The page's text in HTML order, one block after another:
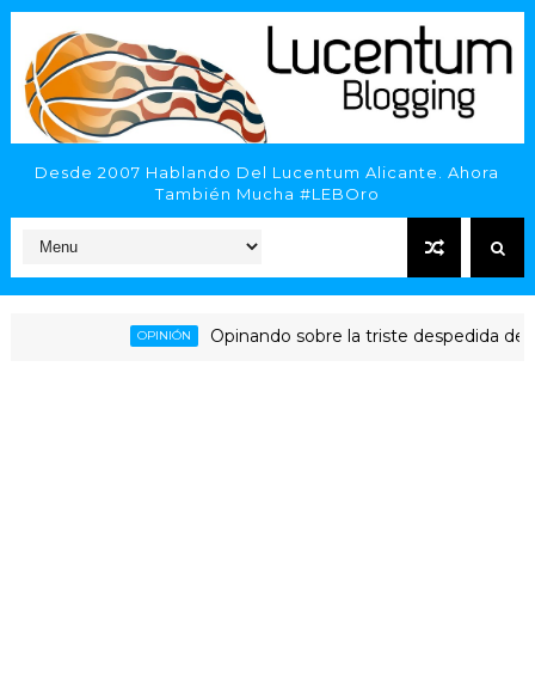
Desde 2007 Hablando Del Lucentum Alicante. Ahora
También Mucha #LEBOro
Opinando sobre la triste despedida del HLA